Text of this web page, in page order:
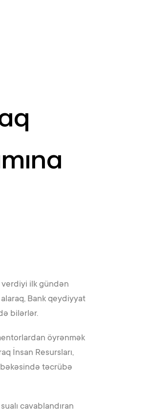
verdiyi ilk gündən
Bank qeydiyyat
bilərlər.
öyrənmək
İnsan Resursları,
təcrübə
cavablandıran